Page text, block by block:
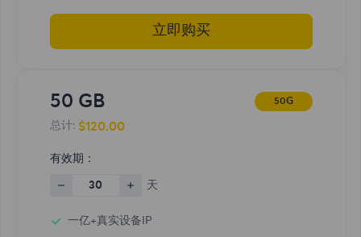
立即购买
50 GB 50G
总计: $120.00
有效期：
30 天
一亿+真实设备IP